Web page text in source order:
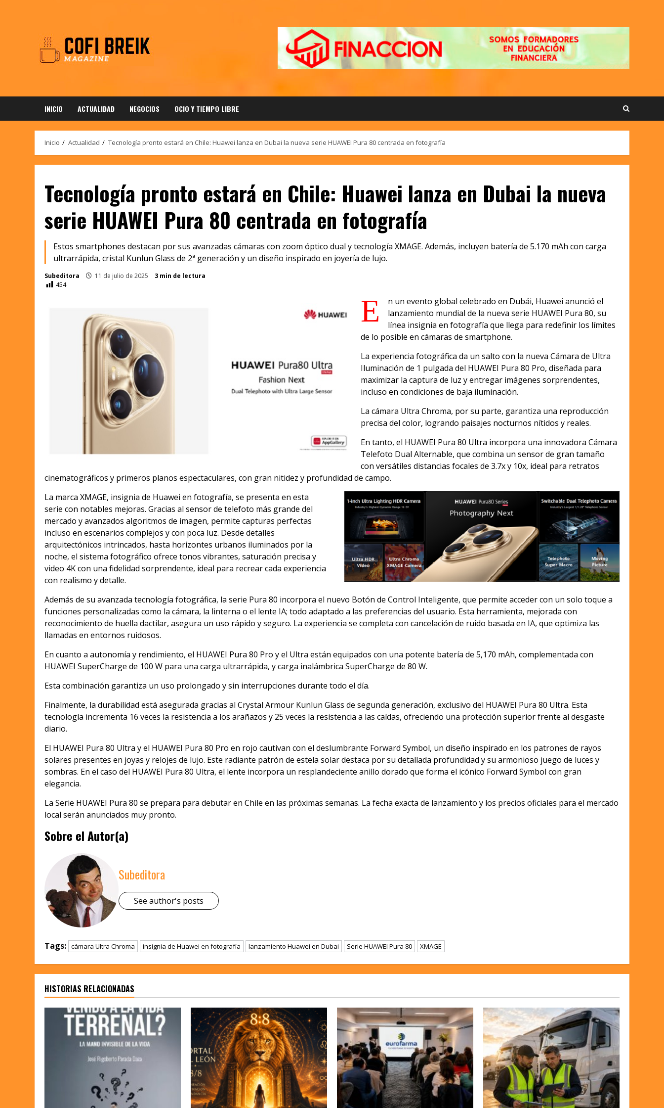
INICIO ACTUALIDAD NEGOCIOS OCIO Y TIEMPO LIBRE
Inicio Actualidad Tecnología pronto estará en Chile: Huawei lanza en Dubai la nueva serie HUAWEI Pura 80 centrada en fotografía
Tecnología pronto estará en Chile: Huawei lanza en Dubai la nueva
serie HUAWEI Pura 80 centrada en fotografía
Estos smartphones destacan por sus avanzadas cámaras con zoom óptico dual y tecnología XMAGE. Además, incluyen batería de 5.170 mAh con carga
ultrarrápida, cristal Kunlun Glass de 2ª generación y un diseño inspirado en joyería de lujo.
Subeditora 11 de julio de 2025
3 min de lectura
454
E
n un evento global celebrado en Dubái, Huawei anunció el
lanzamiento mundial de la nueva serie HUAWEI Pura 80, su
línea insignia en fotografía que llega para redefinir los límites
de lo posible en cámaras de smartphone.
La experiencia fotográfica da un salto con la nueva Cámara de Ultra
Iluminación de 1 pulgada del HUAWEI Pura 80 Pro, diseñada para
maximizar la captura de luz y entregar imágenes sorprendentes,
incluso en condiciones de baja iluminación.
La cámara Ultra Chroma, por su parte, garantiza una reproducción
precisa del color, logrando paisajes nocturnos nítidos y reales.
En tanto, el HUAWEI Pura 80 Ultra incorpora una innovadora Cámara
Telefoto Dual Alternable, que combina un sensor de gran tamaño
con versátiles distancias focales de 3.7x y 10x, ideal para retratos
cinematográficos y primeros planos espectaculares, con gran nitidez y profundidad de campo.
La marca XMAGE, insignia de Huawei en fotografía, se presenta en esta
serie con notables mejoras. Gracias al sensor de telefoto más grande del
mercado y avanzados algoritmos de imagen, permite capturas perfectas
incluso en escenarios complejos y con poca luz. Desde detalles
arquitectónicos intrincados, hasta horizontes urbanos iluminados por la
noche, el sistema fotográfico ofrece tonos vibrantes, saturación precisa y
video 4K con una fidelidad sorprendente, ideal para recrear cada experiencia
con realismo y detalle.
Además de su avanzada tecnología fotográfica, la serie Pura 80 incorpora el nuevo Botón de Control Inteligente, que permite acceder con un solo toque a
funciones personalizadas como la cámara, la linterna o el lente IA; todo adaptado a las preferencias del usuario. Esta herramienta, mejorada con
reconocimiento de huella dactilar, asegura un uso rápido y seguro. La experiencia se completa con cancelación de ruido basada en IA, que optimiza las
llamadas en entornos ruidosos.
En cuanto a autonomía y rendimiento, el HUAWEI Pura 80 Pro y el Ultra están equipados con una potente batería de 5,170 mAh, complementada con
HUAWEI SuperCharge de 100 W para una carga ultrarrápida, y carga inalámbrica SuperCharge de 80 W.
Esta combinación garantiza un uso prolongado y sin interrupciones durante todo el día.
Finalmente, la durabilidad está asegurada gracias al Crystal Armour Kunlun Glass de segunda generación, exclusivo del HUAWEI Pura 80 Ultra. Esta
tecnología incrementa 16 veces la resistencia a los arañazos y 25 veces la resistencia a las caídas, ofreciendo una protección superior frente al desgaste
diario.
El HUAWEI Pura 80 Ultra y el HUAWEI Pura 80 Pro en rojo cautivan con el deslumbrante Forward Symbol, un diseño inspirado en los patrones de rayos
solares presentes en joyas y relojes de lujo. Este radiante patrón de estela solar destaca por su detallada profundidad y su armonioso juego de luces y
sombras. En el caso del HUAWEI Pura 80 Ultra, el lente incorpora un resplandeciente anillo dorado que forma el icónico Forward Symbol con gran
elegancia.
La Serie HUAWEI Pura 80 se prepara para debutar en Chile en las próximas semanas. La fecha exacta de lanzamiento y los precios oficiales para el mercado
local serán anunciados muy pronto.
Sobre el Autor(a)
Subeditora
See author's posts
Tags: cámara Ultra Chroma insignia de Huawei en fotografía lanzamiento Huawei en Dubai Serie HUAWEI Pura 80 XMAGE
HISTORIAS RELACIONADAS